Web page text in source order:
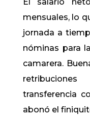
mensuales, lo
jornada a
nóminas para
camarera.
transferencia
abonó el